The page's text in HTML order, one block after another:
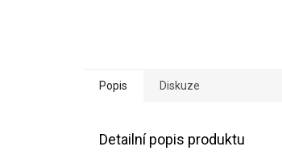
Popis Diskuze
Detailní popis produktu